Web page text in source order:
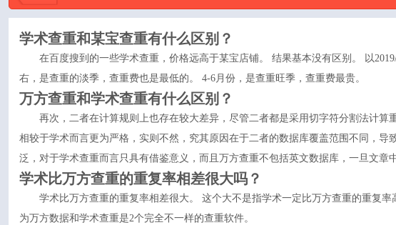
学术查重和某宝查重有什么区别？
在百度搜到的一些学术查重，价格远高于某宝店铺。 结果基本没有区别。 以
右，是查重的淡季，查重费也是最低的。 4-6月份，是查重旺季，查重费最贵。
万方查重和学术查重有什么区别？
再次，二者在计算规则上也存在较大差异，尽管二者都是采用切字符分割法计
相较于学术而言更为严格，实则不然，究其原因在于二者的数据库覆盖范围不同，
泛，对于学术查重而言只具有借鉴意义，而且万方查重不包括英文数据库，一旦文章
学术比万方查重的重复率相差很大吗？
学术比万方查重的重复率相差很大。 这个大不是指学术一定比万方查重的重复
为万方数据和学术查重是2个完全不一样的查重软件。